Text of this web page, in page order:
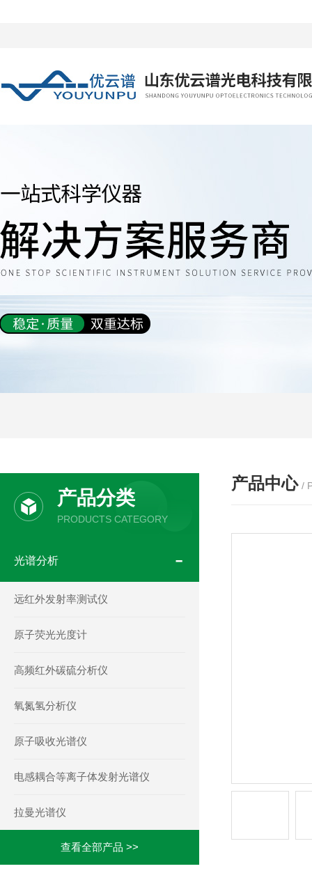
产品中心 /
产品分类
PRODUCTS CATEGORY
光谱分析
远红外发射率测试仪
原子荧光光度计
高频红外碳硫分析仪
氧氮氢分析仪
原子吸收光谱仪
电感耦合等离子体发射光谱仪
拉曼光谱仪
查看全部产品 >>